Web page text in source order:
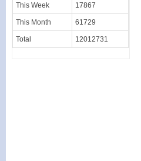
This Week 17867
This Month 61729
Total 12012731